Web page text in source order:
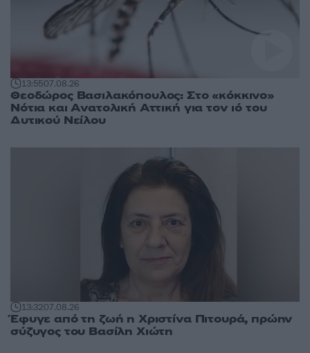
13:5507.08.26
Θεοδώρος Βασιλακόπουλος: Στο «κόκκινο»
Νότια και Ανατολική Αττική για τον ιό του
Δυτικού Νείλου
13:3207.08.26
Έφυγε από τη ζωή η Χριστίνα Πιτουρά, πρώην
σύζυγος του Βασίλη Χιώτη